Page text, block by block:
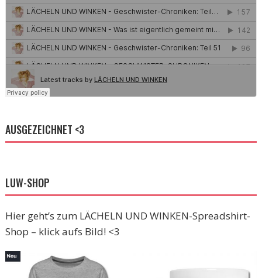
AUSGEZEICHNET <3
LUW-SHOP
Hier geht’s zum LÄCHELN UND WINKEN-Spreadshirt-
Shop – klick aufs Bild! <3